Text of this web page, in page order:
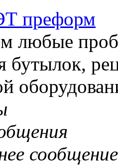
преформ
любые
бутылок,
сообщение